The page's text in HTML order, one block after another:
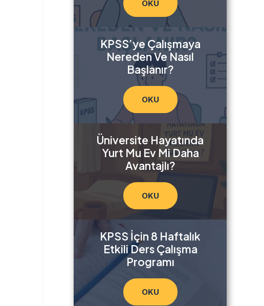
OKU
KPSS’ye Çalışmaya
Nereden Ve Nasıl
Başlanır?
OKU
Üniversite Hayatında
Yurt Mu Ev Mi Daha
Avantajlı?
OKU
KPSS İçin 8 Haftalık
Etkili Ders Çalışma
Programı
OKU